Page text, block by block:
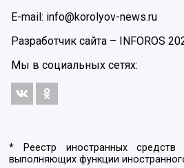
E-mail: info@korolyov-news.ru
Разработчик сайта – INFOROS
Мы в социальных сетях:
* Реестр иностранных средств
выполняющих функции